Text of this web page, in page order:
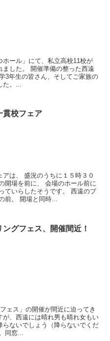
ール」にて、私立高校11校が
した。 開催準備の整った西遠
3年生の皆さん、そしてご家族の
た。...
貫校フェア
は、 盛況のうちに１５時３０
開場を前に、 会場のホール前に
ていらしたそうです。 西遠のブ
前。 開場と同時...
ングフェス、開催間近！
ェス」の開催が間近に迫ってき
が、西遠には晴れ男も晴れ女もい
らないでしょう（降らないでくだ
同窓...